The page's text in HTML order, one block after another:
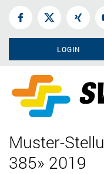
LOGIN
Muster-
385» 2019